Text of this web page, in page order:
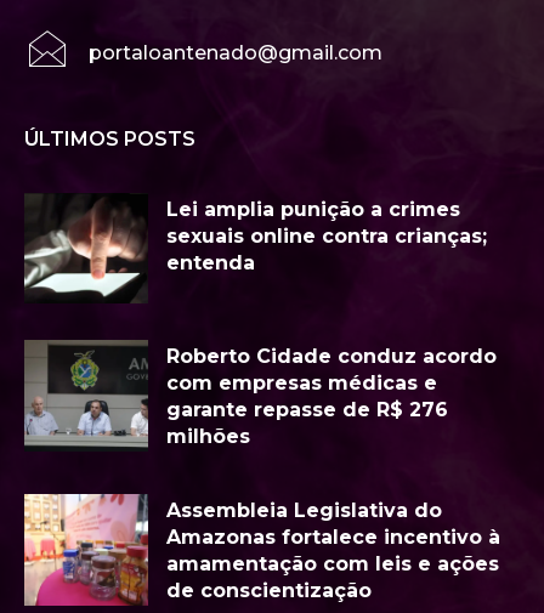
portaloantenado@gmail.com
ÚLTIMOS POSTS
Lei amplia punição a crimes
sexuais online contra crianças;
entenda
Roberto Cidade conduz acordo
com empresas médicas e
garante repasse de R$ 276
milhões
Assembleia Legislativa do
Amazonas fortalece incentivo à
amamentação com leis e ações
de conscientização